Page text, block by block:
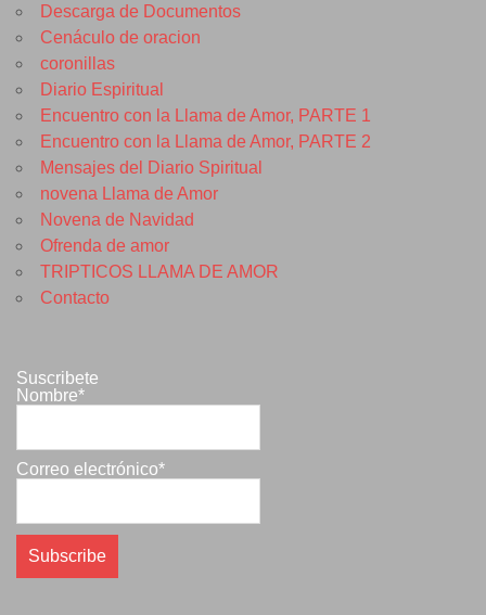
Descarga de Documentos
Cenáculo de oracion
coronillas
Diario Espiritual
Encuentro con la Llama de Amor, PARTE 1
Encuentro con la Llama de Amor, PARTE 2
Mensajes del Diario Spiritual
novena Llama de Amor
Novena de Navidad
Ofrenda de amor
TRIPTICOS LLAMA DE AMOR
Contacto
Suscribete
Nombre*
Correo electrónico*